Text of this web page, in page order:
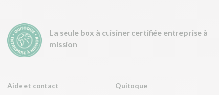
Aide et contact Quitoque
La seule box à cuisiner certifiée entreprise à
mission